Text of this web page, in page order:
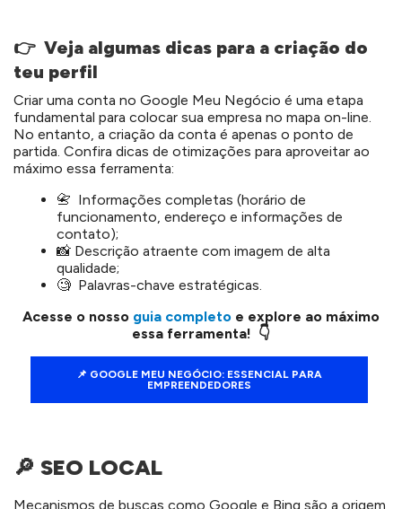
👉 Veja algumas dicas para a criação do
teu perfil
Criar uma conta no Google Meu Negócio é uma etapa
fundamental para colocar sua empresa no mapa on-line.
No entanto, a criação da conta é apenas o ponto de
partida. Confira dicas de otimizações para aproveitar ao
máximo essa ferramenta:
📇 Informações completas (horário de
funcionamento, endereço e informações de
contato);
📸 Descrição atraente com imagem de alta
qualidade;
🧐 Palavras-chave estratégicas.
Acesse o nosso guia completo e explore ao máximo
essa ferramenta! 👇
📌 GOOGLE MEU NEGÓCIO: ESSENCIAL PARA
EMPREENDEDORES
🔎 SEO LOCAL
Mecanismos de buscas como Google e Bing são a origem